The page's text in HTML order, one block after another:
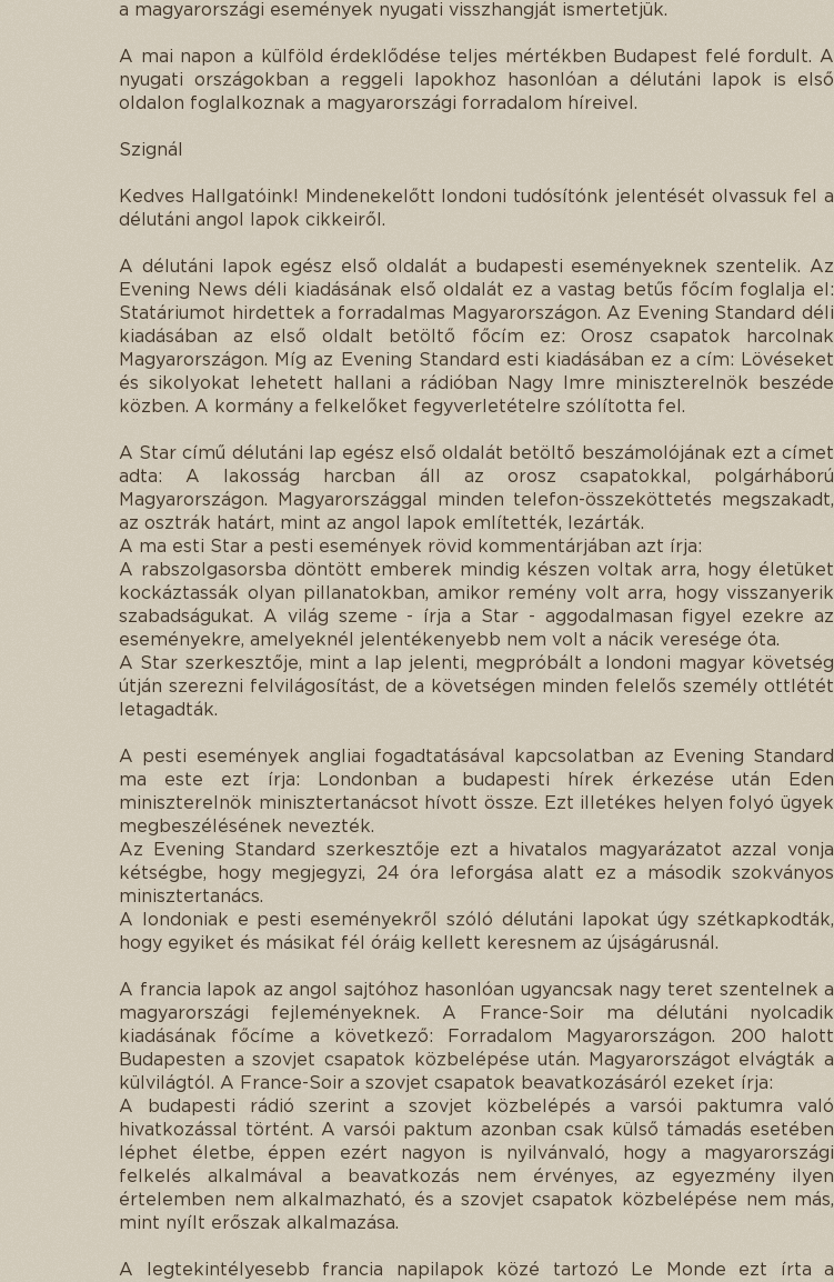
a magyarországi események nyugati visszhangját ismertetjük.
A mai napon a külföld érdeklődése teljes mértékben Budapest felé fordult. A
nyugati országokban a reggeli lapokhoz hasonlóan a délutáni lapok is első
oldalon foglalkoznak a magyarországi forradalom híreivel.
Szignál
Kedves Hallgatóink! Mindenekelőtt londoni tudósítónk jelentését olvassuk fel a
délutáni angol lapok cikkeiről.
A délutáni lapok egész első oldalát a budapesti eseményeknek szentelik. Az
Evening News déli kiadásának első oldalát ez a vastag betűs főcím foglalja el:
Statáriumot hirdettek a forradalmas Magyarországon. Az Evening Standard déli
kiadásában az első oldalt betöltő főcím ez: Orosz csapatok harcolnak
Magyarországon. Míg az Evening Standard esti kiadásában ez a cím: Lövéseket
és sikolyokat lehetett hallani a rádióban Nagy Imre miniszterelnök beszéde
közben. A kormány a felkelőket fegyverletételre szólította fel.
A Star című délutáni lap egész első oldalát betöltő beszámolójának ezt a címet
adta: A lakosság harcban áll az orosz csapatokkal, polgárháború
Magyarországon. Magyarországgal minden telefon-összeköttetés megszakadt,
az osztrák határt, mint az angol lapok említették, lezárták.
A ma esti Star a pesti események rövid kommentárjában azt írja:
A rabszolgasorsba döntött emberek mindig készen voltak arra, hogy életüket
kockáztassák olyan pillanatokban, amikor remény volt arra, hogy visszanyerik
szabadságukat. A világ szeme - írja a Star - aggodalmasan figyel ezekre az
eseményekre, amelyeknél jelentékenyebb nem volt a nácik veresége óta.
A Star szerkesztője, mint a lap jelenti, megpróbált a londoni magyar követség
útján szerezni felvilágosítást, de a követségen minden felelős személy ottlétét
letagadták.
A pesti események angliai fogadtatásával kapcsolatban az Evening Standard
ma este ezt írja: Londonban a budapesti hírek érkezése után Eden
miniszterelnök minisztertanácsot hívott össze. Ezt illetékes helyen folyó ügyek
megbeszélésének nevezték.
Az Evening Standard szerkesztője ezt a hivatalos magyarázatot azzal vonja
kétségbe, hogy megjegyzi, 24 óra leforgása alatt ez a második szokványos
minisztertanács.
A londoniak e pesti eseményekről szóló délutáni lapokat úgy szétkapkodták,
hogy egyiket és másikat fél óráig kellett keresnem az újságárusnál.
A francia lapok az angol sajtóhoz hasonlóan ugyancsak nagy teret szentelnek a
magyarországi fejleményeknek. A France-Soir ma délutáni nyolcadik
kiadásának főcíme a következő: Forradalom Magyarországon. 200 halott
Budapesten a szovjet csapatok közbelépése után. Magyarországot elvágták a
külvilágtól. A France-Soir a szovjet csapatok beavatkozásáról ezeket írja:
A budapesti rádió szerint a szovjet közbelépés a varsói paktumra való
hivatkozással történt. A varsói paktum azonban csak külső támadás esetében
léphet életbe, éppen ezért nagyon is nyilvánvaló, hogy a magyarországi
felkelés alkalmával a beavatkozás nem érvényes, az egyezmény ilyen
értelemben nem alkalmazható, és a szovjet csapatok közbelépése nem más,
mint nyílt erőszak alkalmazása.
A legtekintélyesebb francia napilapok közé tartozó Le Monde ezt írta a